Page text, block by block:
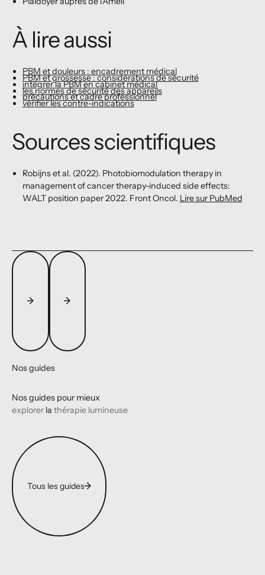
À lire aussi
PBM et douleurs : encadrement médical
PBM et grossesse : considérations de sécurité
intégrer la PBM en cabinet médical
les normes de sécurité des appareils
précautions et cadre professionnel
vérifier les contre-indications
Sources scientifiques
Robijns et al. (2022). Photobiomodulation therapy in
management of cancer therapy-induced side effects:
WALT position paper 2022. Front Oncol. Lire sur PubMed
Nos guides
Nos guides pour mieux
explorer lathérapie lumineuse
Tous les guides
Tous les guides